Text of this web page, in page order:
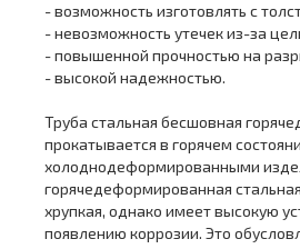
- возможность изготовлять с
- невозможность утечек из-за
- повышенной прочностью на
- высокой надежностью.
Труба стальная бесшовная
прокатывается в горячем
холоднодеформированными
горячедеформированная
хрупкая, однако имеет высокую
появлению коррозии. Это